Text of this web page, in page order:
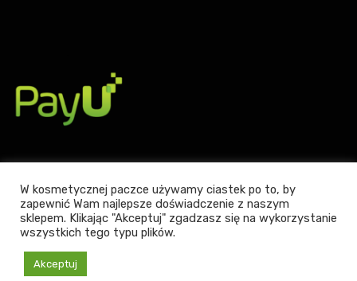
Powered by WordPress |Theme:Letoby aThemes.
W kosmetycznej paczce używamy ciastek po to, by
zapewnić Wam najlepsze doświadczenie z naszym
sklepem. Klikając "Akceptuj" zgadzasz się na wykorzystanie
wszystkich tego typu plików.
Akceptuj